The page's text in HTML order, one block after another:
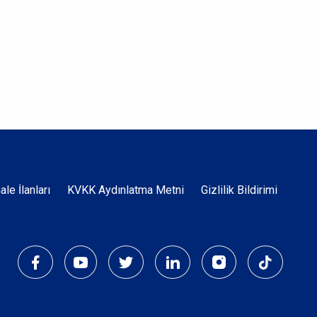
İlanları KVKK Aydınlatma Metni Gizlilik Bildirimi